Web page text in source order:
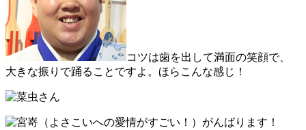
コツは歯を出して満面の笑顔で、
大きな振りで踊ることですよ。ほらこんな感じ！
（よさこいへの愛情がすごい！）がんばります！